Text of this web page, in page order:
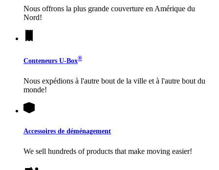
Nous offrons la plus grande couverture en Amérique du
Nord!
Conteneurs U-Box®
Nous expédions à l'autre bout de la ville et à l'autre bout du
monde!
Accessoires de déménagement
We sell hundreds of products that make moving easier!